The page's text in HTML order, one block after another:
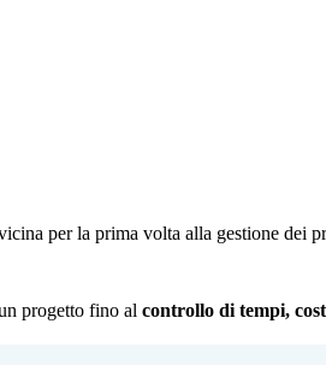
per la prima volta alla gestione dei
progetto fino al controllo di tempi,